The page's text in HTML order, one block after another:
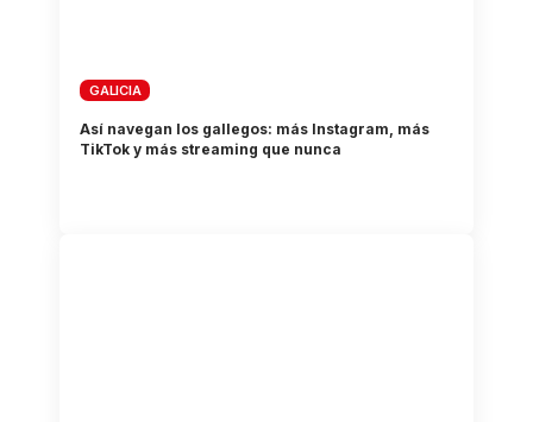
GALICIA
Así navegan los gallegos: más Instagram, más
TikTok y más streaming que nunca